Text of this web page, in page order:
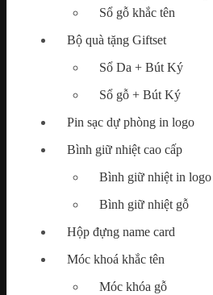
Sổ gỗ khắc tên
Bộ quà tặng Giftset
Sổ Da + Bút Ký
Sổ gỗ + Bút Ký
Pin sạc dự phòng in logo
Bình giữ nhiệt cao cấp
Bình giữ nhiệt in logo
Bình giữ nhiệt gỗ
Hộp đựng name card
Móc khoá khắc tên
Móc khóa gỗ